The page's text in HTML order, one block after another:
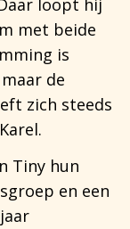
loopt hij
met beide
is
de
zich steeds
Tiny hun
en een